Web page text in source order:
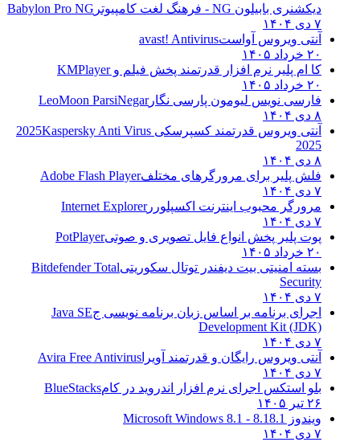
دیکشنری بابیلون NG - فرهنگ لغت کامپیوتر
Babylon Pro NG
۷ دی ۱۴۰۴
آنتی ویروس آواستavast! Antivirus
۲۰ خرداد ۱۴۰۵
کا ام پلیر نرم افزار قدرتمند پخش فیلم وKMPlayer
۲۰ خرداد ۱۴۰۵
فارسی نویس لیومون پارسی نگارLeoMoon ParsiNegar
۸ دی ۱۴۰۴
آنتی ویروس قدرتمند کسپرسکی 2025 Kaspersky Anti Virus
2025
۸ دی ۱۴۰۴
فلش پلیر برای مرورگرهای مختلفAdobe Flash Player
۷ دی ۱۴۰۴
مرورگر محبوب اینترنت اکسپلوررInternet Explorer
۷ دی ۱۴۰۴
پوت پلیر پخش انواع فایل تصویری و صوتیPotPlayer
۲۰ خرداد ۱۴۰۵
بسته امنیتی بیت دیفندر توتال سکوریتیBitdefender Total
Security
۷ دی ۱۴۰۴
اجرای برنامه بر اساس زبان برنامه نویسی جJava SE
Development Kit (JDK)
۷ دی ۱۴۰۴
آنتی ویروس رایگان و قدرتمند آویرا Avira Free Antivirus
۷ دی ۱۴۰۴
بلو استکس اجرای نرم افزار اندروید در کامBlueStacks
۲۶ تیر ۱۴۰۵
ویندوز 8.1
8.1 - Microsoft Windows 8.1
۷ دی ۱۴۰۴